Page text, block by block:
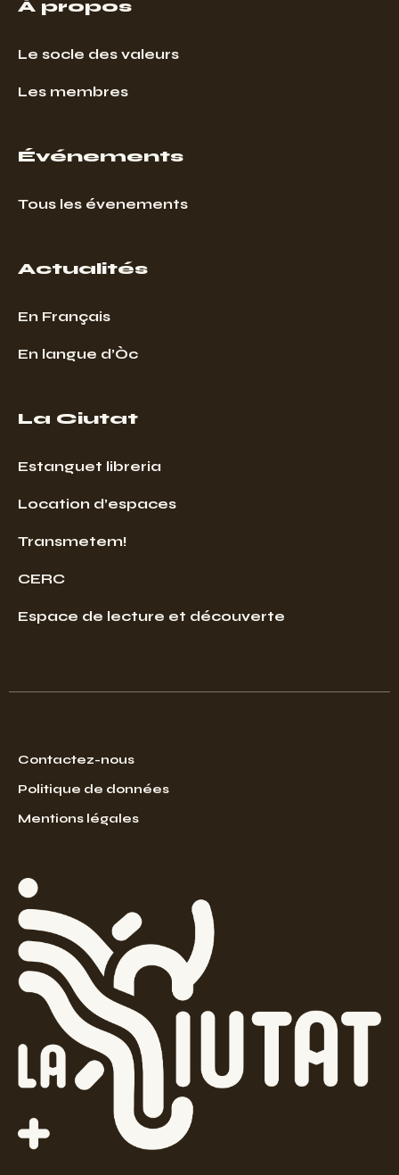
À propos
Le socle des valeurs
Les membres
Événements
Tous les évenements
Actualités
En Français
En langue d’Òc
La Ciutat
Estanguet libreria
Location d’espaces
Transmetem!
CERC
Espace de lecture et découverte
Contactez-nous
Politique de données
Mentions légales